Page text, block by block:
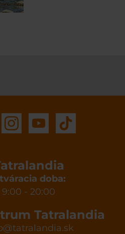
doba:
9:00 - 20:00
Tatralandia